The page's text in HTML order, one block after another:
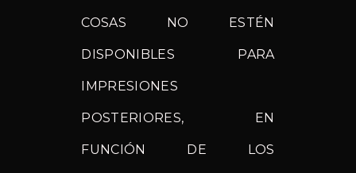
COSAS NO ESTÉN
DISPONIBLES PARA
IMPRESIONES
POSTERIORES, EN
FUNCIÓN DE LOS